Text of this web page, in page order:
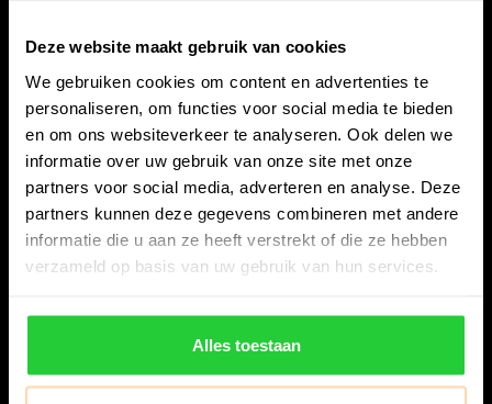
Deze website maakt gebruik van cookies
We gebruiken cookies om content en advertenties te
personaliseren, om functies voor social media te bieden
en om ons websiteverkeer te analyseren. Ook delen we
informatie over uw gebruik van onze site met onze
partners voor social media, adverteren en analyse. Deze
partners kunnen deze gegevens combineren met andere
informatie die u aan ze heeft verstrekt of die ze hebben
verzameld op basis van uw gebruik van hun services.
Alles toestaan
Bespanracket.nl is dé racketspecialist van Lelystad en
omstreken.
8224 AA Lelystad